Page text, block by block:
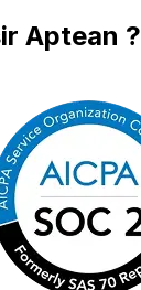
Aptean ?